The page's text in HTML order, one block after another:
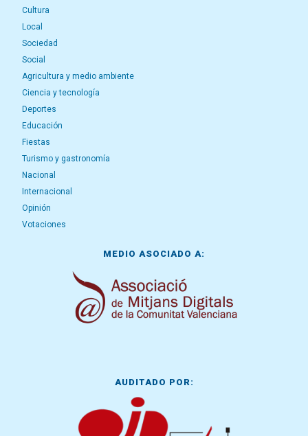
Cultura
Local
Sociedad
Social
Agricultura y medio ambiente
Ciencia y tecnología
Deportes
Educación
Fiestas
Turismo y gastronomía
Nacional
Internacional
Opinión
Votaciones
MEDIO ASOCIADO A:
AUDITADO POR: